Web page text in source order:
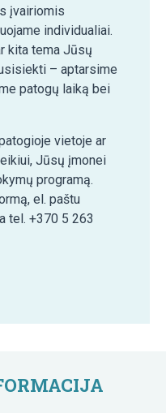
įvairiomis
individualiai.
kita tema Jūsų
– aptarsime
patogų laiką bei
vietoje ar
Jūsų įmonei
programą.
el. paštu
tel. +370 5 263